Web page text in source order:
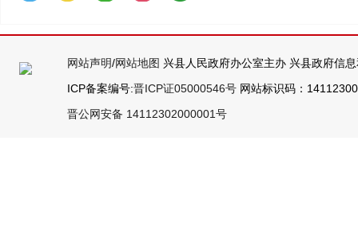
网站声明/网站地图 兴县人民政府办公室主办 兴县政府信
ICP备案编号:晋ICP证05000546号 网站标识码：
晋公网安备 14112302000001号